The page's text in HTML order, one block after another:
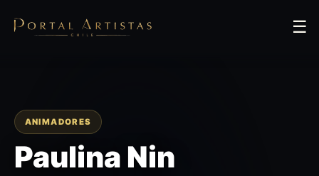
☰
ANIMADORES
Paulina Nin